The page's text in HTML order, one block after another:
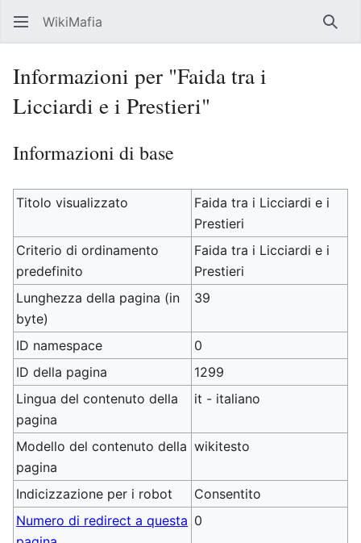
WikiMafia
Informazioni per "Faida tra i
Licciardi e i Prestieri"
Informazioni di base
Titolo visualizzato
Faida tra i Licciardi e i
Prestieri
Criterio di ordinamento
predefinito
Faida tra i Licciardi e i
Prestieri
Lunghezza della pagina (in
byte)
39
ID namespace
0
ID della pagina
1299
Lingua del contenuto della
pagina
it - italiano
Modello del contenuto della
pagina
wikitesto
Indicizzazione per i robot
Consentito
Numero di redirect a questa 0